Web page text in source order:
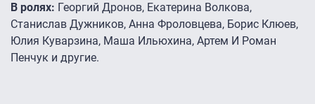
В ролях: Георгий Дронов, Екатерина Волкова,
Станислав Дужников, Анна Фроловцева, Борис Клюев,
Юлия Куварзина, Маша Ильюхина, Артем И Роман
Пенчук и другие.